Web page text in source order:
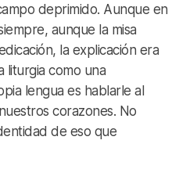
deprimido. Aunque en
aunque la misa
la explicación era
liturgia como una
lengua es hablarle al
corazones. No
de eso que